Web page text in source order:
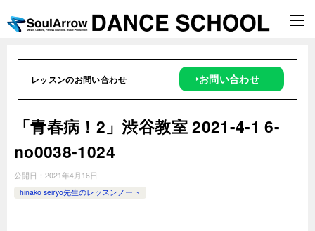
レッスンのお問い合わせ ‣お問い合わせ
「青春病！2」渋谷教室 2021-4-1 6-
no0038-1024
公開日： 2021年4月16日
hinako seiryo先生のレッスンノート